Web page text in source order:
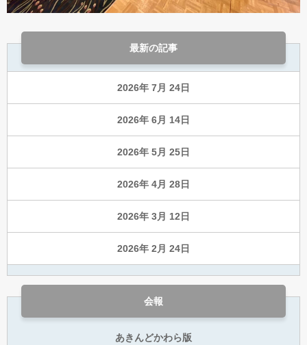
最新の記事
2026年 7月 24日
2026年 6月 14日
2026年 5月 25日
2026年 4月 28日
2026年 3月 12日
2026年 2月 24日
会報
あきんどかわら版